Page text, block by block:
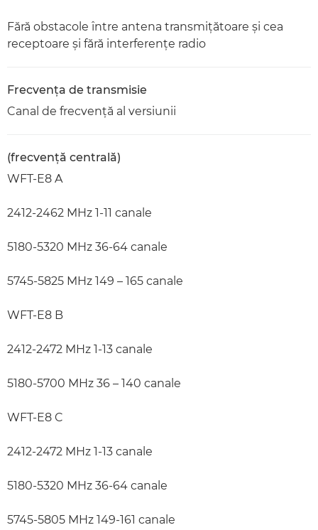
Fără obstacole între antena transmiţătoare şi cea
receptoare şi fără interferenţe radio
Frecvenţa de transmisie
Canal de frecvenţă al versiunii
(frecvenţă centrală)
WFT-E8 A
2412-2462 MHz 1-11 canale
5180-5320 MHz 36-64 canale
5745-5825 MHz 149 – 165 canale
WFT-E8 B
2412-2472 MHz 1-13 canale
5180-5700 MHz 36 – 140 canale
WFT-E8 C
2412-2472 MHz 1-13 canale
5180-5320 MHz 36-64 canale
5745-5805 MHz 149-161 canale